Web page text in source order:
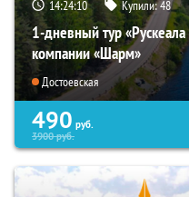
14:24:08 Купили:48
1-дневный тур
компании «Шарм»
Достоевская
490 руб.
3900руб.